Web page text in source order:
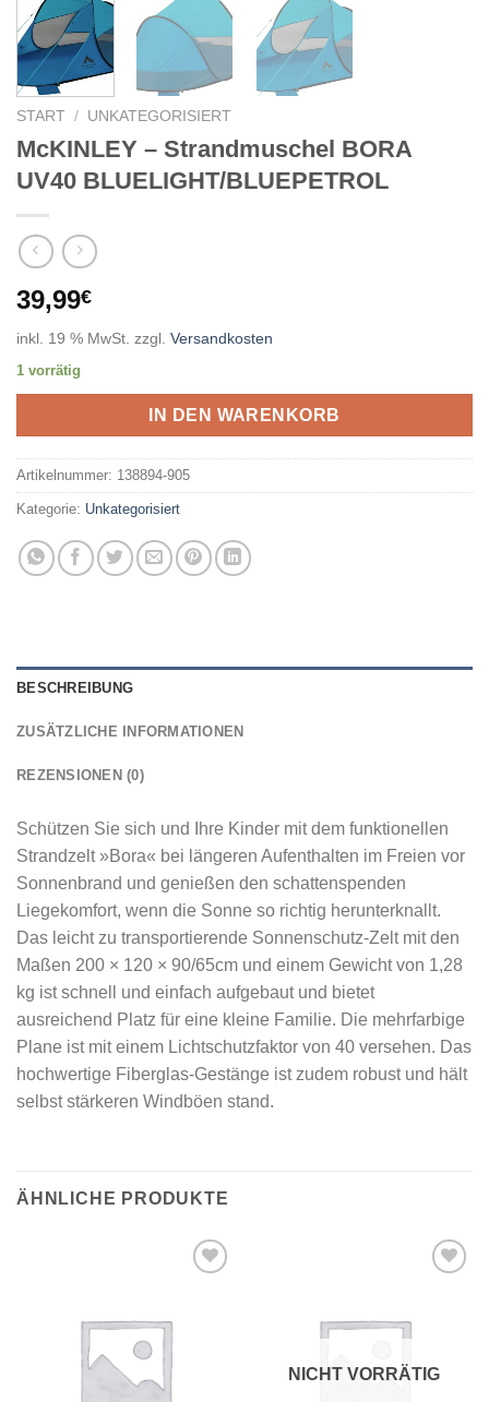
START / UNKATEGORISIERT
McKINLEY – Strandmuschel BORA
UV40 BLUELIGHT/BLUEPETROL
39,99€
inkl. 19 % MwSt. zzgl. Versandkosten
1 vorrätig
IN DEN WARENKORB
Artikelnummer: 138894-905
Kategorie: Unkategorisiert
BESCHREIBUNG
ZUSÄTZLICHE INFORMATIONEN
REZENSIONEN (0)
Schützen Sie sich und Ihre Kinder mit dem funktionellen
Strandzelt »Bora« bei längeren Aufenthalten im Freien vor
Sonnenbrand und genießen den schattenspenden
Liegekomfort, wenn die Sonne so richtig herunterknallt.
Das leicht zu transportierende Sonnenschutz-Zelt mit den
Maßen 200 × 120 × 90/65cm und einem Gewicht von 1,28
kg ist schnell und einfach aufgebaut und bietet
ausreichend Platz für eine kleine Familie. Die mehrfarbige
Plane ist mit einem Lichtschutzfaktor von 40 versehen. Das
hochwertige Fiberglas-Gestänge ist zudem robust und hält
selbst stärkeren Windböen stand.
ÄHNLICHE PRODUKTE
NICHT VORRÄTIG